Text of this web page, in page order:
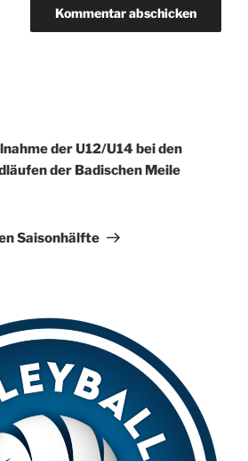
der U12/U14 bei den
der Badischen Meile
Saisonhälfte